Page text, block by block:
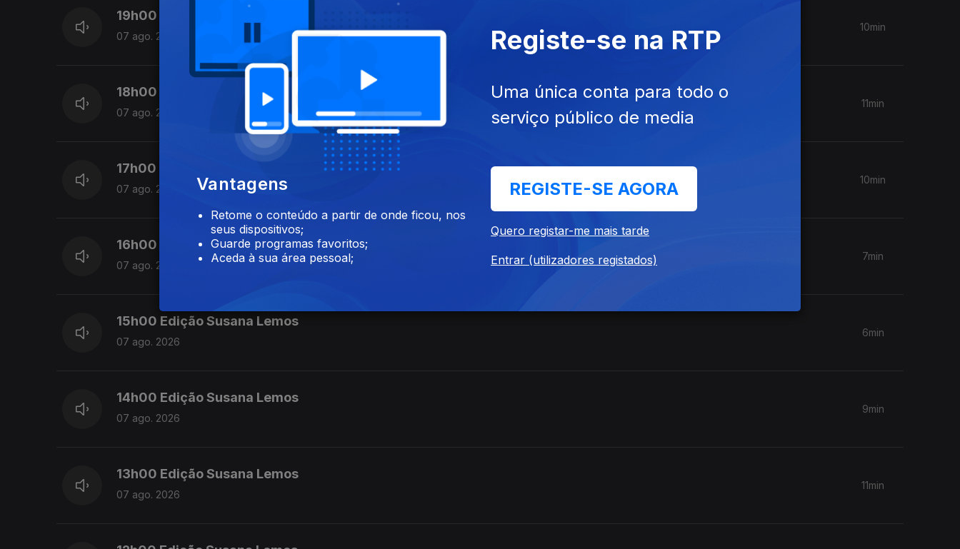
19h00 Edição Cristina Magalhães
07 ago. 2026
10min
18h00 Edição Cristina Magalhães
07 ago. 2026
11min
17h00 Edição Cristina Magalhães
07 ago. 2026
10min
16h00 Edição Cristina Magalhães
07 ago. 2026
7min
15h00 Edição Susana Lemos
07 ago. 2026
6min
14h00 Edição Susana Lemos
07 ago. 2026
9min
13h00 Edição Susana Lemos
07 ago. 2026
11min
Vantagens
Retome o conteúdo a partir de onde ficou, nos
seus dispositivos;
Guarde programas favoritos;
Aceda à sua área pessoal;
Registe-se na RTP
Uma única conta para todo o
serviço público de media
REGISTE-SE AGORA
Quero registar-me mais tarde
Entrar (utilizadores registados)